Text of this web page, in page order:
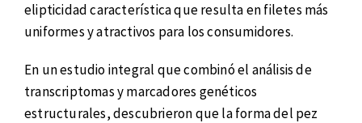
elipticidad característica que resulta en filetes más
uniformes y atractivos para los consumidores.
En un estudio integral que combinó el análisis de
transcriptomas y marcadores genéticos
estructurales, descubrieron que la forma del pez